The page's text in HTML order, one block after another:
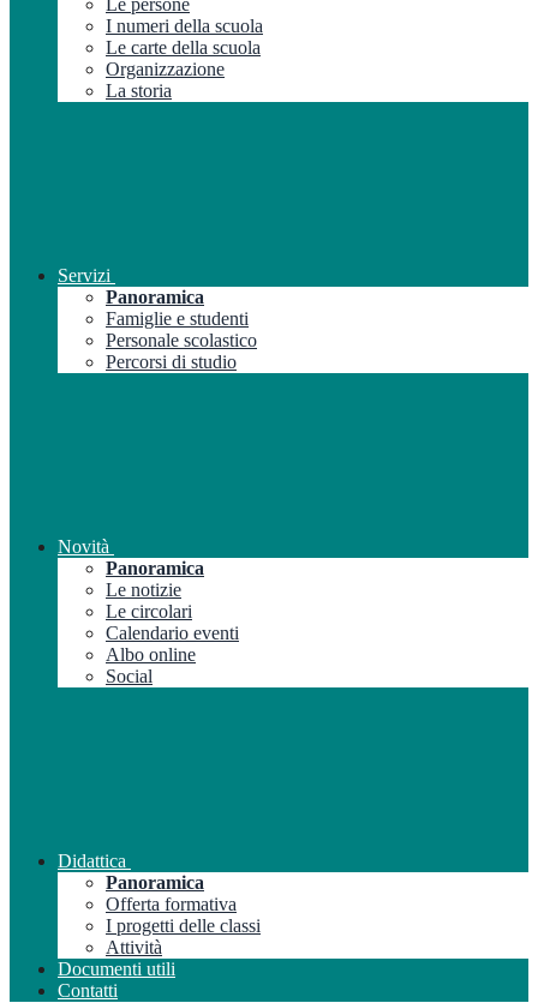
Le persone
I numeri della scuola
Le carte della scuola
Organizzazione
La storia
Servizi
Panoramica
Famiglie e studenti
Personale scolastico
Percorsi di studio
Novità
Panoramica
Le notizie
Le circolari
Calendario eventi
Albo online
Social
Didattica
Panoramica
Offerta formativa
I progetti delle classi
Attività
Documenti utili
Contatti